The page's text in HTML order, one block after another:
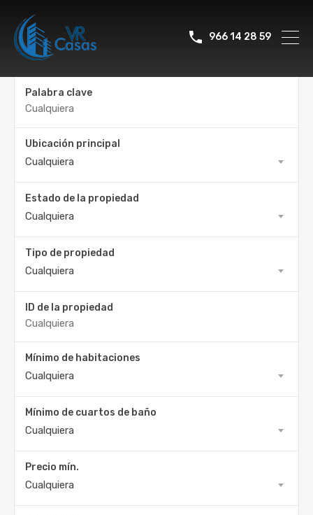
966 14 28 59
Palabra clave
Ubicación principal
Cualquiera
Estado de la propiedad
Cualquiera
Tipo de propiedad
Cualquiera
ID de la propiedad
Mínimo de habitaciones
Cualquiera
Mínimo de cuartos de baño
Cualquiera
Precio mín.
Cualquiera